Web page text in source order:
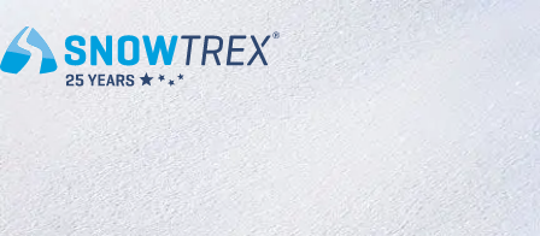
Prihláste sa k odberu nášho newslettera a buďte prvý, kto sa